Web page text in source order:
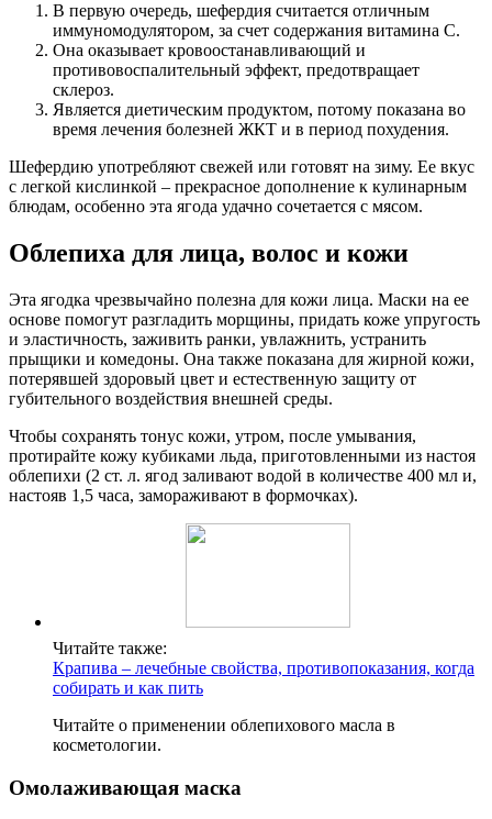
В первую очередь, шефердия считается отличным
иммуномодулятором, за счет содержания витамина С.
Она оказывает кровоостанавливающий и
противовоспалительный эффект, предотвращает
склероз.
Является диетическим продуктом, потому показана во
время лечения болезней ЖКТ и в период похудения.
Шефердию употребляют свежей или готовят на зиму. Ее вкус
с легкой кислинкой – прекрасное дополнение к кулинарным
блюдам, особенно эта ягода удачно сочетается с мясом.
Облепиха для лица, волос и кожи
Эта ягодка чрезвычайно полезна для кожи лица. Маски на ее
основе помогут разгладить морщины, придать коже упругость
и эластичность, заживить ранки, увлажнить, устранить
прыщики и комедоны. Она также показана для жирной кожи,
потерявшей здоровый цвет и естественную защиту от
губительного воздействия внешней среды.
Чтобы сохранять тонус кожи, утром, после умывания,
протирайте кожу кубиками льда, приготовленными из настоя
облепихи (2 ст. л. ягод заливают водой в количестве 400 мл и,
настояв 1,5 часа, замораживают в формочках).
Читайте также:
Крапива – лечебные свойства, противопоказания, когда
собирать и как пить
Читайте о применении облепихового масла в
косметологии.
Омолаживающая маска